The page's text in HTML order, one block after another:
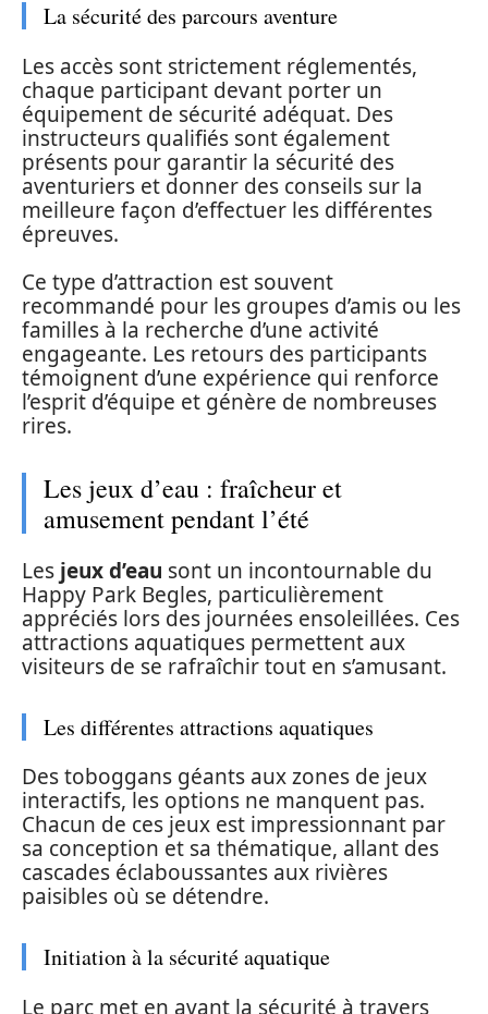
La sécurité des parcours aventure
Les accès sont strictement réglementés,
chaque participant devant porter un
équipement de sécurité adéquat. Des
instructeurs qualifiés sont également
présents pour garantir la sécurité des
aventuriers et donner des conseils sur la
meilleure façon d’effectuer les différentes
épreuves.
Ce type d’attraction est souvent
recommandé pour les groupes d’amis ou les
familles à la recherche d’une activité
engageante. Les retours des participants
témoignent d’une expérience qui renforce
l’esprit d’équipe et génère de nombreuses
rires.
Les jeux d’eau : fraîcheur et
amusement pendant l’été
Les jeux d’eau sont un incontournable du
Happy Park Begles, particulièrement
appréciés lors des journées ensoleillées. Ces
attractions aquatiques permettent aux
visiteurs de se rafraîchir tout en s’amusant.
Les différentes attractions aquatiques
Des toboggans géants aux zones de jeux
interactifs, les options ne manquent pas.
Chacun de ces jeux est impressionnant par
sa conception et sa thématique, allant des
cascades éclaboussantes aux rivières
paisibles où se détendre.
Initiation à la sécurité aquatique
Le parc met en avant la sécurité à travers